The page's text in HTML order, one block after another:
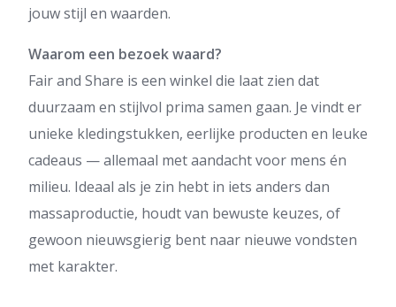
jouw stijl en waarden.
Waarom een bezoek waard?
Fair and Share is een winkel die laat zien dat
duurzaam en stijlvol prima samen gaan. Je vindt er
unieke kledingstukken, eerlijke producten en leuke
cadeaus — allemaal met aandacht voor mens én
milieu. Ideaal als je zin hebt in iets anders dan
massaproductie, houdt van bewuste keuzes, of
gewoon nieuwsgierig bent naar nieuwe vondsten
met karakter.